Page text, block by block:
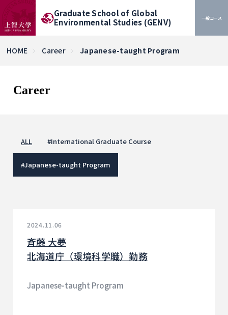
Graduate School of Global
Environmental Studies (GENV)
一般コース
HOME Career Japanese-taught Program
Career
ALL #International Graduate Course
#Japanese-taught Program
2024.11.06
斉藤 大夢
北海道庁（環境科学職）勤務
Japanese-taught Program